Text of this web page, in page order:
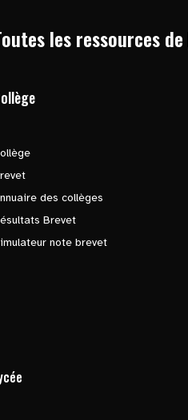
les ressources de
des collèges
Brevet
note brevet